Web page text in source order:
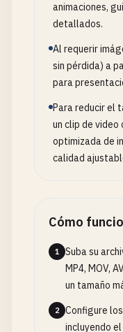
animaciones,
detallados.
Al requerir
sin pérdida) a
para
Para reducir el
un clip de video
optimizada de
calidad
Cómo
1
Suba su
MP4, MOV,
un tamaño
2
Configure
incluyendo